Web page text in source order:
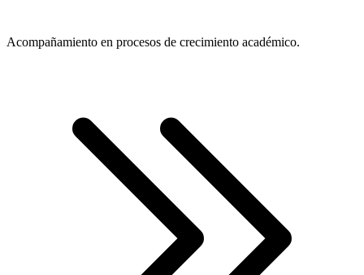
Acompañamiento en procesos de crecimiento académico.